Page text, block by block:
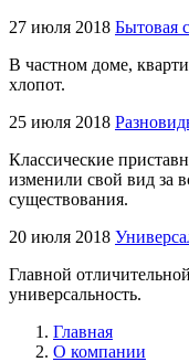
27 июля 2018 Бытовая
В частном доме,
хлопот.
25 июля 2018
Классические
изменили свой вид за
существования.
20 июля 2018
Главной
универсальность.
Главная
О компании